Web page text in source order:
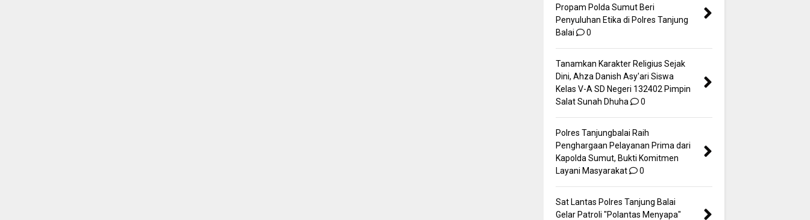
Propam Polda Sumut Beri
Penyuluhan Etika di Polres Tanjung
Balai
0
Tanamkan Karakter Religius Sejak
Dini, Ahza Danish Asy'ari Siswa
Kelas V-A SD Negeri 132402 Pimpin
Salat Sunah Dhuha
0
Polres Tanjungbalai Raih
Penghargaan Pelayanan Prima dari
Kapolda Sumut, Bukti Komitmen
Layani Masyarakat
0
Sat Lantas Polres Tanjung Balai
Gelar Patroli "Polantas Menyapa"